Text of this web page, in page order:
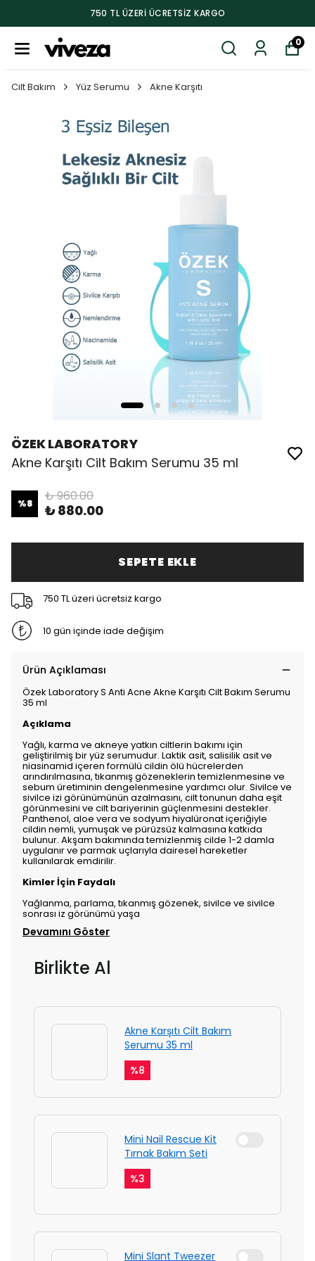
750 TL ÜZERI ÜCRETSIZ KARGO
0
Cilt Bakım Yüz Serumu Akne Karşıtı
ÖZEK LABORATORY
Akne Karşıtı Cilt Bakım Serumu 35 ml
%8 ₺ 960.00
₺ 880.00
SEPETE EKLE
750 TL üzeri ücretsiz kargo
10 gün içinde iade değişim
Ürün Açıklaması
Özek Laboratory S Anti Acne Akne Karşıtı Cilt Bakım Serumu
35 ml
Açıklama
Yağlı, karma ve akneye yatkın ciltlerin bakımı için
geliştirilmiş bir yüz serumudur. Laktik asit, salisilik asit ve
niasinamid içeren formülü cildin ölü hücrelerden
arındırılmasına, tıkanmış gözeneklerin temizlenmesine ve
sebum üretiminin dengelenmesine yardımcı olur. Sivilce ve
sivilce izi görünümünün azalmasını, cilt tonunun daha eşit
görünmesini ve cilt bariyerinin güçlenmesini destekler.
Panthenol, aloe vera ve sodyum hiyalüronat içeriğiyle
cildin nemli, yumuşak ve pürüzsüz kalmasına katkıda
bulunur. Akşam bakımında temizlenmiş cilde 1-2 damla
uygulanır ve parmak uçlarıyla dairesel hareketler
kullanılarak emdirilir.
Kimler İçin Faydalı
Yağlanma, parlama, tıkanmış gözenek, sivilce ve sivilce
sonrası iz görünümü yaşa
Devamını Göster
Birlikte Al
Akne Karşıtı Cilt Bakım
Serumu 35 ml
%8
Mini Nail Rescue Kit
Tırnak Bakım Seti
%3
Mini Slant Tweezer